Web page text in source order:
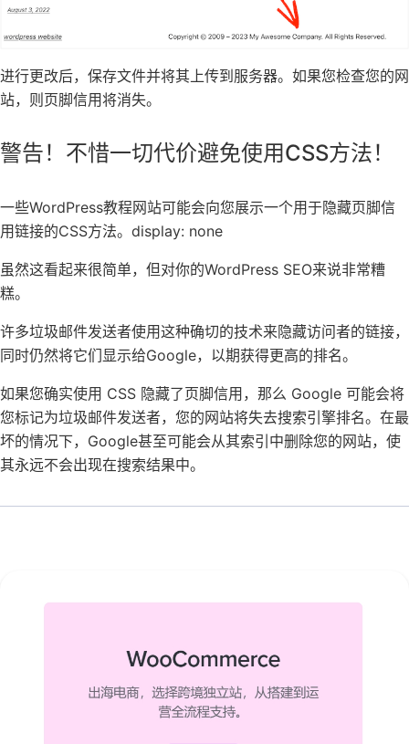
进行更改后，保存文件并将其上传到服务器。如果您检查您的网
站，则页脚信用将消失。
警告！不惜一切代价避免使用CSS方法！
一些WordPress教程网站可能会向您展示一个用于隐藏页脚信
用链接的CSS方法。display: none
虽然这看起来很简单，但对你的WordPress SEO来说非常糟
糕。
许多垃圾邮件发送者使用这种确切的技术来隐藏访问者的链接，
同时仍然将它们显示给Google，以期获得更高的排名。
如果您确实使用 CSS 隐藏了页脚信用，那么 Google 可能会将
您标记为垃圾邮件发送者，您的网站将失去搜索引擎排名。在最
坏的情况下，Google甚至可能会从其索引中删除您的网站，使
其永远不会出现在搜索结果中。